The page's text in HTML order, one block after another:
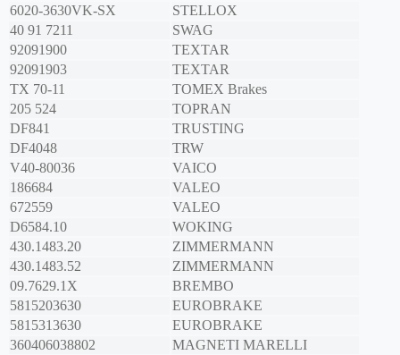
6020-3630VK-SX
STELLOX
40 91 7211
SWAG
92091900
TEXTAR
92091903
TEXTAR
TX 70-11
TOMEX Brakes
205 524
TOPRAN
DF841
TRUSTING
DF4048
TRW
V40-80036
VAICO
186684
VALEO
672559
VALEO
D6584.10
WOKING
430.1483.20
ZIMMERMANN
430.1483.52
ZIMMERMANN
09.7629.1X
BREMBO
5815203630
EUROBRAKE
5815313630
EUROBRAKE
360406038802
MAGNETI MARELLI